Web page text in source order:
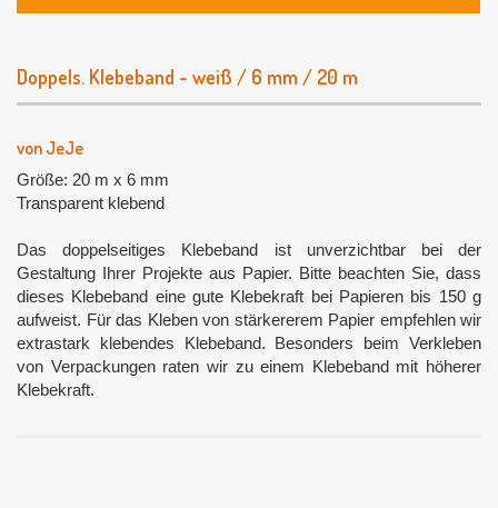
Doppels. Klebeband - weiß / 6 mm / 20 m
von JeJe
Größe: 20 m x 6 mm
Transparent klebend
Das doppelseitiges Klebeband ist unverzichtbar bei der
Gestaltung Ihrer Projekte aus Papier. Bitte beachten Sie, dass
dieses Klebeband eine gute Klebekraft bei Papieren bis 150 g
aufweist. Für das Kleben von stärkererem Papier empfehlen wir
extrastark klebendes Klebeband. Besonders beim Verkleben
von Verpackungen raten wir zu einem Klebeband mit höherer
Klebekraft.